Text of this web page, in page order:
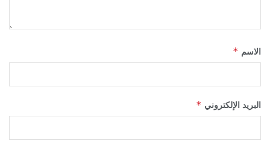
الاسم *
البريد الإلكتروني *